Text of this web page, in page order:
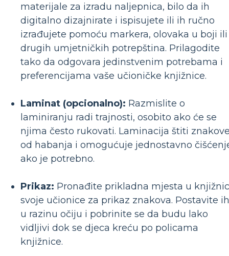
materijale za izradu naljepnica, bilo da ih
digitalno dizajnirate i ispisujete ili ih ručno
izrađujete pomoću markera, olovaka u boji ili
drugih umjetničkih potrepština. Prilagodite
tako da odgovara jedinstvenim potrebama i
preferencijama vaše učioničke knjižnice.
Laminat (opcionalno): Razmislite o
laminiranju radi trajnosti, osobito ako će se
njima često rukovati. Laminacija štiti
od habanja i omogućuje jednostavno
ako je potrebno.
Prikaz: Pronađite prikladna mjesta u
svoje učionice za prikaz znakova. Postavite ih
u razinu očiju i pobrinite se da budu lako
vidljivi dok se djeca kreću po policama
knjižnice.